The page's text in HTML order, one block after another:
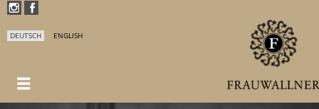
DEUTSCH ENGLISH